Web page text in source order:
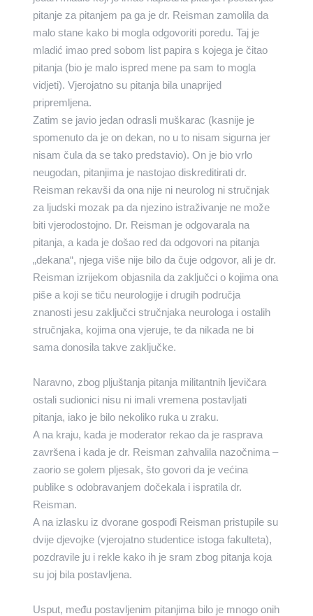
pitanje za pitanjem pa ga je dr. Reisman zamolila da
malo stane kako bi mogla odgovoriti poredu. Taj je
mladić imao pred sobom list papira s kojega je čitao
pitanja (bio je malo ispred mene pa sam to mogla
vidjeti). Vjerojatno su pitanja bila unaprijed
pripremljena.
Zatim se javio jedan odrasli muškarac (kasnije je
spomenuto da je on dekan, no u to nisam sigurna jer
nisam čula da se tako predstavio). On je bio vrlo
neugodan, pitanjima je nastojao diskreditirati dr.
Reisman rekavši da ona nije ni neurolog ni stručnjak
za ljudski mozak pa da njezino istraživanje ne može
biti vjerodostojno. Dr. Reisman je odgovarala na
pitanja, a kada je došao red da odgovori na pitanja
„dekana“, njega više nije bilo da čuje odgovor, ali je dr.
Reisman izrijekom objasnila da zaključci o kojima ona
piše a koji se tiču neurologije i drugih područja
znanosti jesu zaključci stručnjaka neurologa i ostalih
stručnjaka, kojima ona vjeruje, te da nikada ne bi
sama donosila takve zaključke.
Naravno, zbog pljuštanja pitanja militantnih ljevičara
ostali sudionici nisu ni imali vremena postavljati
pitanja, iako je bilo nekoliko ruka u zraku.
A na kraju, kada je moderator rekao da je rasprava
završena i kada je dr. Reisman zahvalila nazočnima –
zaorio se golem pljesak, što govori da je većina
publike s odobravanjem dočekala i ispratila dr.
Reisman.
A na izlasku iz dvorane gospođi Reisman pristupile su
dvije djevojke (vjerojatno studentice istoga fakulteta),
pozdravile ju i rekle kako ih je sram zbog pitanja koja
su joj bila postavljena.
Usput, među postavljenim pitanjima bilo je mnogo onih